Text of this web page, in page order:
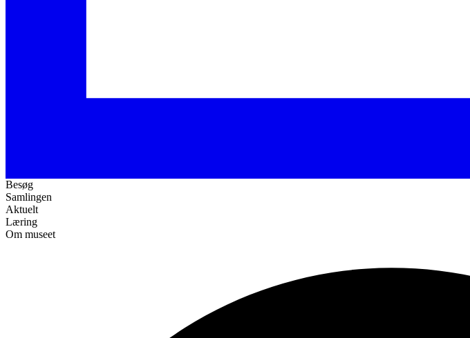
Besøg
Samlingen
Aktuelt
Læring
Om museet